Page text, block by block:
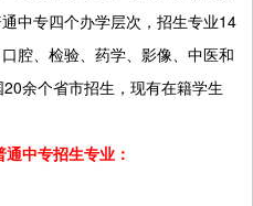
中专四个办学层次，招生专业14
腔、检验、药学、影像、中医和
余个省市招生，现有在籍学生
中专招生专业：